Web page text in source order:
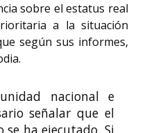
sobre el estatus real
a la situación
según sus informes,
nacional e
señalar que el
se ha ejecutado. Si